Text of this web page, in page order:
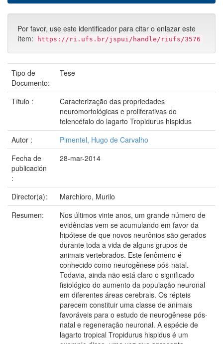
Por favor, use este identificador para citar o enlazar este
ítem:
https://ri.ufs.br/jspui/handle/riufs/3576
Tipo de
Documento:
Tese
Título :
Caracterização das propriedades
neuromorfológicas e proliferativas do
telencéfalo do lagarto Tropidurus hispidus
Autor :
Pimentel, Hugo de Carvalho
Fecha de
publicación
:
28-mar-2014
Director(a):
Marchioro, Murilo
Resumen:
Nos últimos vinte anos, um grande número de
evidências vem se acumulando em favor da
hipótese de que novos neurônios são gerados
durante toda a vida de alguns grupos de
animais vertebrados. Este fenômeno é
conhecido como neurogênese pós-natal.
Todavia, ainda não está claro o significado
fisiológico do aumento da população neuronal
em diferentes áreas cerebrais. Os répteis
parecem constituir uma classe de animais
favoráveis para o estudo de neurogênese pós-
natal e regeneração neuronal. A espécie de
lagarto tropical Tropidurus hispidus é um